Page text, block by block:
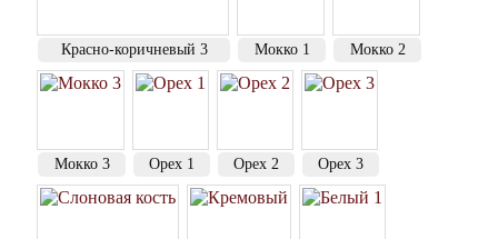
Красно-коричневый 3 Мокко 1 Мокко 2
Мокко 3 Орех 1 Орех 2 Орех 3